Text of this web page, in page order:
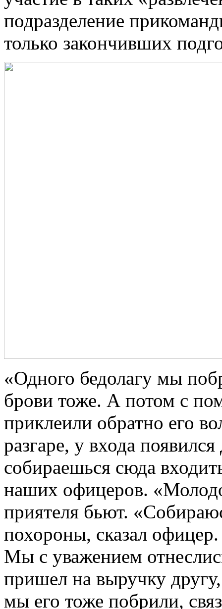
подразделение
только закончивших
«Одного бедолагу мы
брови тоже. А потом с
приклеили обратно его
разгаре, у входа
собираешься сюда
наших офицеров.
приятеля бьют.
похороны, сказал
Мы с уважением
пришел на выручку
мы его тоже побрили,